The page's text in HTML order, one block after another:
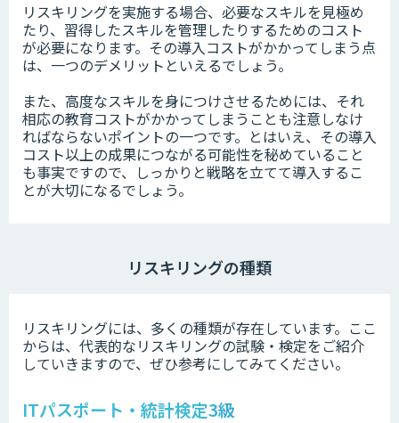
リスキリングを実施する場合、必要なスキルを見極め
たり、習得したスキルを管理したりするためのコスト
が必要になります。その導入コストがかかってしまう点
は、一つのデメリットといえるでしょう。
また、高度なスキルを身につけさせるためには、それ
相応の教育コストがかかってしまうことも注意しなけ
ればならないポイントの一つです。とはいえ、その導入
コスト以上の成果につながる可能性を秘めていること
も事実ですので、しっかりと戦略を立てて導入するこ
とが大切になるでしょう。
リスキリングの種類
リスキリングには、多くの種類が存在しています。ここ
からは、代表的なリスキリングの試験・検定をご紹介
していきますので、ぜひ参考にしてみてください。
ITパスポート・統計検定3級